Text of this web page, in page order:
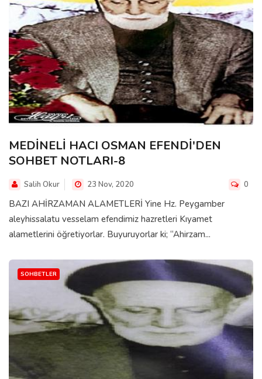
MEDİNELİ HACI OSMAN EFENDİ'DEN
SOHBET NOTLARI-8
Salih Okur 23 Nov, 2020 0
BAZI AHİRZAMAN ALAMETLERİ Yine Hz. Peygamber
aleyhissalatu vesselam efendimiz hazretleri Kıyamet
alametlerini öğretiyorlar. Buyuruyorlar ki; “Ahirzam...
SOHBETLER